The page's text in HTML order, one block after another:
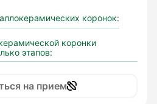
коронок:
коронки
этапов:
на прием